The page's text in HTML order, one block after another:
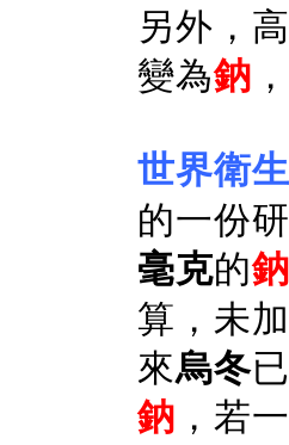
另外，
變為鈉
世界衛
的一份
毫克的鈉
算，未
來烏冬
鈉 ，若